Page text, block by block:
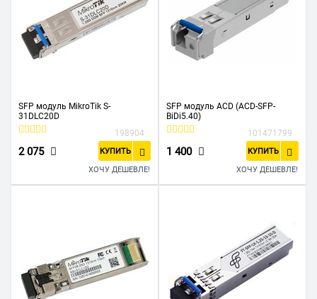
SFP модуль MikroTik S-
31DLC20D
198904
2 075 КУПИТЬ
ХОЧУ ДЕШЕВЛЕ!
SFP модуль ACD (ACD-SFP-
BiDi5.40)
101471799
1 400 КУПИТЬ
ХОЧУ ДЕШЕВЛЕ!